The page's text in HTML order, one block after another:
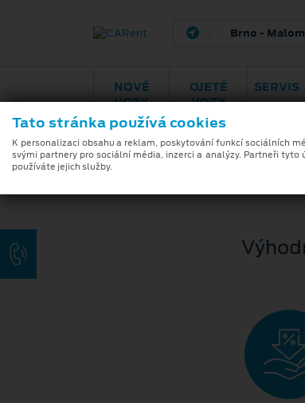
Brno -
NOVÉ
VOZY
OJETÉ
VOZY
SERVIS
Záruky
Ford Service
Plan
5+
Tato stránka používá cookies
K personalizaci obsahu a reklam, poskytování funkcí sociálních
svými partnery pro sociální média, inzerci a analýzy. Partneři
používáte jejich služby.